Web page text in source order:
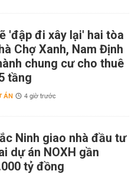
'đập đi xây lại' hai tòa
Chợ Xanh, Nam Định
chung cư cho thuê
tầng
ÁN 4 giờ trước
Ninh giao nhà đầu tư
dự án NOXH gần
tỷ đồng